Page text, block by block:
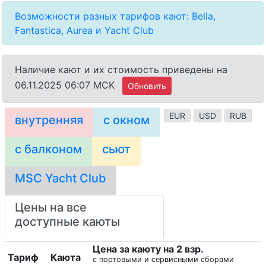
Возможности разных тарифов кают: Bella,
Fantastica, Aurea и Yacht Club
Наличие кают и их стоимость приведены на
06.11.2025 06:07 MCK
Обновить
EUR USD RUB
внутренняя с окном
с балконом сьют
MSC Yacht Club
Цены на все
доступные каюты
Тариф Каюта
Цена за каюту на 2 взр.
с портовыми и сервисными сборами